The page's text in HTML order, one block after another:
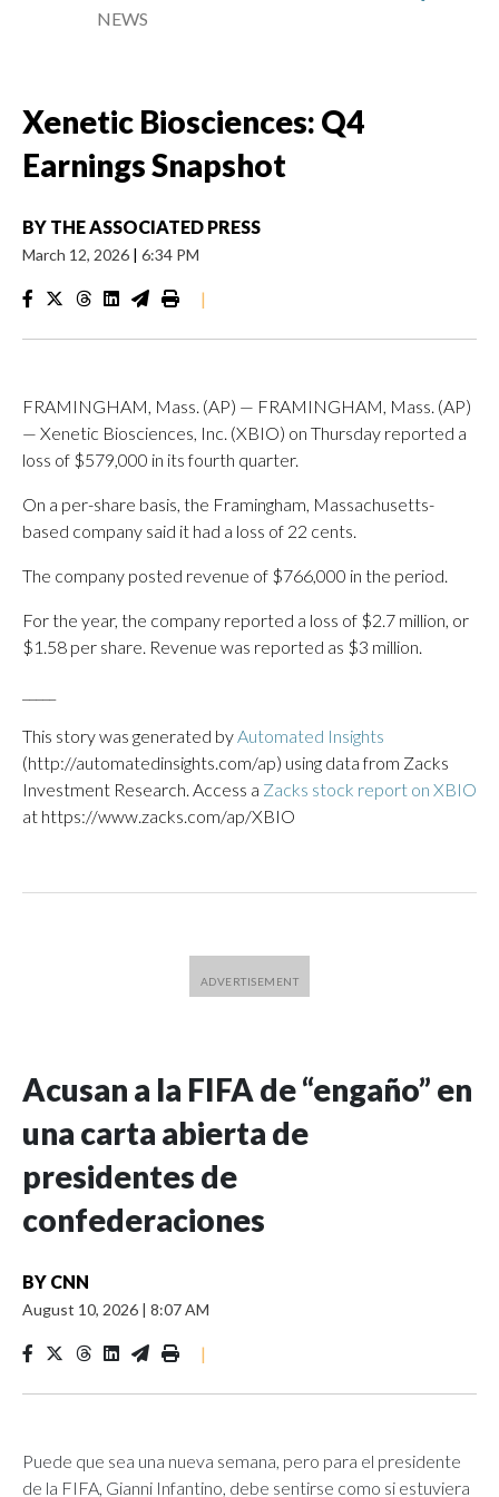
NEWS
Xenetic Biosciences: Q4
Earnings Snapshot
BY THE ASSOCIATED PRESS
March 12, 2026 | 6:34 PM
|
FRAMINGHAM, Mass. (AP) — FRAMINGHAM, Mass. (AP)
— Xenetic Biosciences, Inc. (XBIO) on Thursday reported a
loss of $579,000 in its fourth quarter.
On a per-share basis, the Framingham, Massachusetts-
based company said it had a loss of 22 cents.
The company posted revenue of $766,000 in the period.
For the year, the company reported a loss of $2.7 million, or
$1.58 per share. Revenue was reported as $3 million.
This story was generated byAutomated Insights
(http://automatedinsights.com/ap) using data from Zacks
Investment Research. Access a Zacks stock report on XBIO
at https://www.zacks.com/ap/XBIO
Acusan a la FIFA de “engaño” en
una carta abierta de
presidentes de
confederaciones
BY CNN
August 10, 2026 | 8:07 AM
|
Puede que sea una nueva semana, pero para el presidente
de la FIFA, Gianni Infantino, debe sentirse como si estuviera